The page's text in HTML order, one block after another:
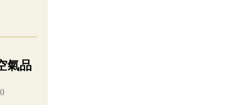
具為視覺預覽，完整即時空氣品質資料請開啟